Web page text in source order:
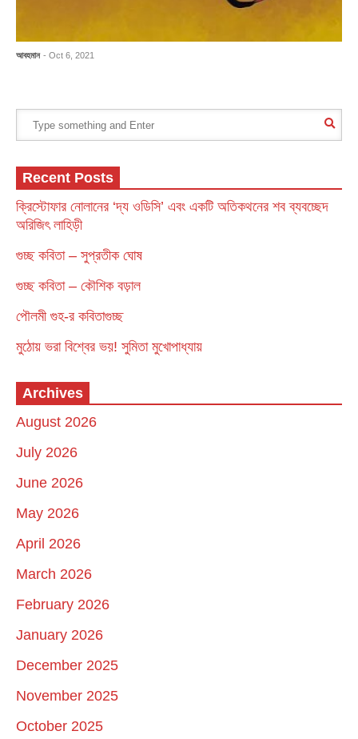
আবহমান - Oct 6, 2021
Recent Posts
ক্রিস্টোফার নোলানের ‘দ্য ওডিসি’ এবং একটি অতিকথনের শব ব্যবচ্ছেদ
অরিজিৎ লাহিড়ী
গুচ্ছ কবিতা – সুপ্রতীক ঘোষ
গুচ্ছ কবিতা – কৌশিক বড়াল
পৌলমী গুহ-র কবিতাগুচ্ছ
মুঠোয় ভরা বিশ্বের ভয়! সুমিতা মুখোপাধ্যায়
Archives
August 2026
July 2026
June 2026
May 2026
April 2026
March 2026
February 2026
January 2026
December 2025
November 2025
October 2025